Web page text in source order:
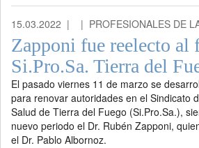
15.03.2022 | | PROFESIONALES DE
Zapponi fue reelecto al
Si.Pro.Sa. Tierra del
El pasado viernes 11 de marzo se
para renovar autoridades en el Sindicato
Salud de Tierra del Fuego (Si.Pro.Sa.),
nuevo periodo el Dr. Rubén Zapponi,
el Dr. Pablo Albornoz.